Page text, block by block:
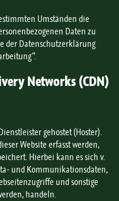
Umständen die
Daten zu
der Datenschutzerklärung
Networks (CDN)
gehostet (Hoster).
Website erfasst werden,
Hierbei kann es sich v.
und Kommunikationsdaten,
und sonstige
handeln.